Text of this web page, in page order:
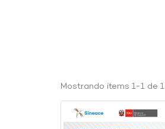
Mostrando ítems 1-1 de 1